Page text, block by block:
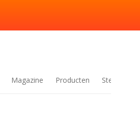
Magazine Producten Steden